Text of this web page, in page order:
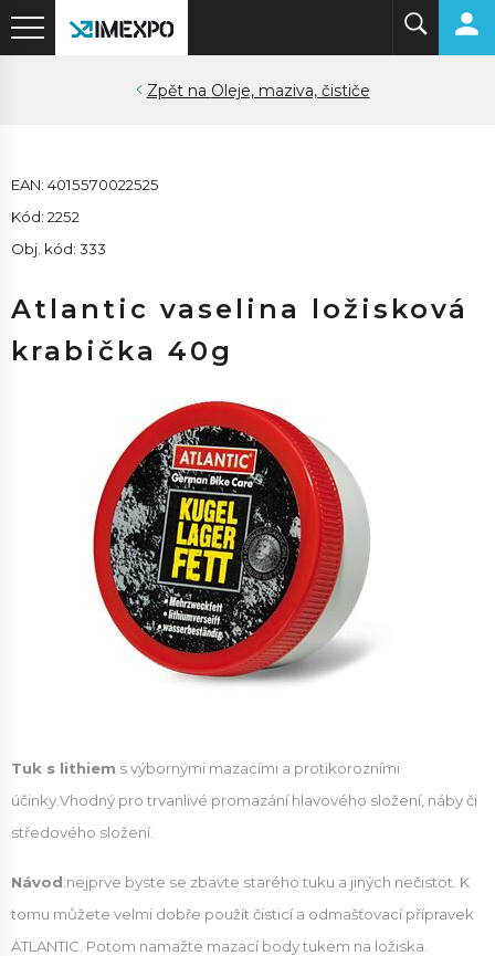
Oleje, maziva, čističe
EAN: 4015570022525
Kód: 2252
Obj. kód: 333
Atlantic vaselina ložisková
krabička 40g
Tuk s lithiem s výbornými mazacími a protikorozními
účinky.Vhodný pro trvanlivé promazání hlavového složení, náby či
středového složení.
Návod:nejprve byste se zbavte starého tuku a jiných nečistot. K
tomu můžete velmi dobře použít čisticí a odmašťovací přípravek
ATLANTIC. Potom namažte mazací body tukem na ložiska.